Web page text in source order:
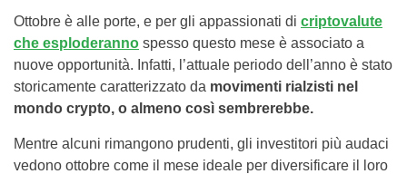
Ottobre è alle porte, e per gli appassionati di criptovalute
che esploderanno spesso questo mese è associato a
nuove opportunità. Infatti, l’attuale periodo dell’anno è stato
storicamente caratterizzato da movimenti rialzisti nel
mondo crypto, o almeno così sembrerebbe.
Mentre alcuni rimangono prudenti, gli investitori più audaci
vedono ottobre come il mese ideale per diversificare il loro